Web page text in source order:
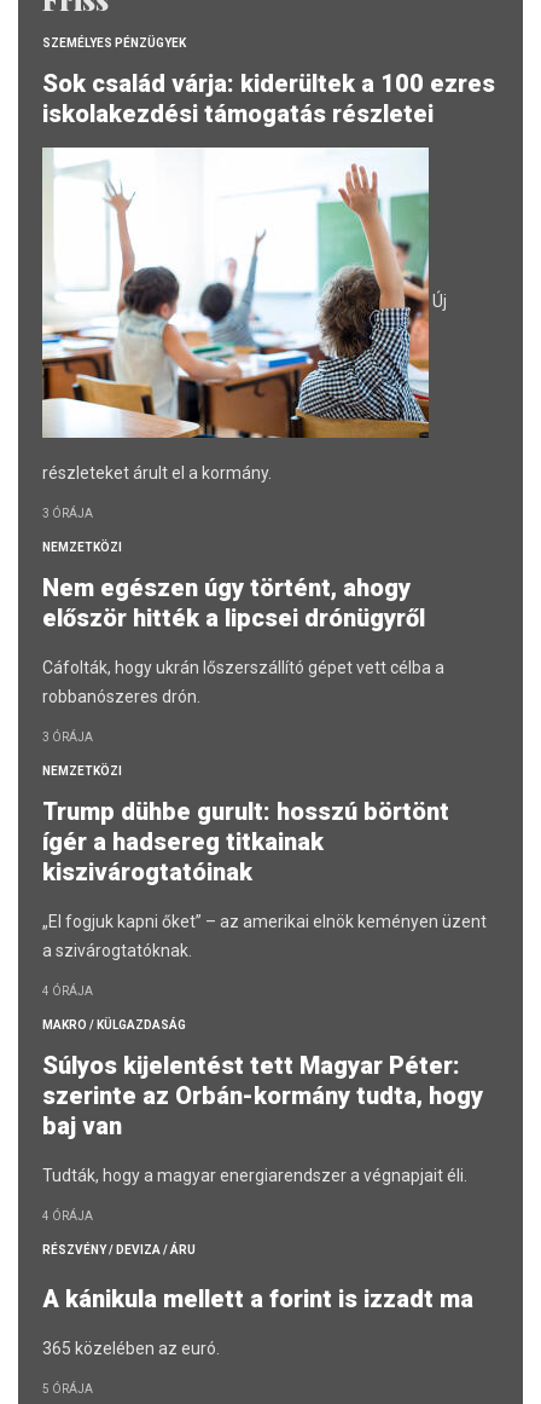
SZEMÉLYES PÉNZÜGYEK
Sok család várja: kiderültek a 100 ezres
iskolakezdési támogatás részletei
Új
részleteket árult el a kormány.
3 ÓRÁJA
NEMZETKÖZI
Nem egészen úgy történt, ahogy
először hitték a lipcsei drónügyről
Cáfolták, hogy ukrán lőszerszállító gépet vett célba a
robbanószeres drón.
3 ÓRÁJA
NEMZETKÖZI
Trump dühbe gurult: hosszú börtönt
ígér a hadsereg titkainak
kiszivárogtatóinak
„El fogjuk kapni őket” – az amerikai elnök keményen üzent
a szivárogtatóknak.
4 ÓRÁJA
MAKRO / KÜLGAZDASÁG
Súlyos kijelentést tett Magyar Péter:
szerinte az Orbán-kormány tudta, hogy
baj van
Tudták, hogy a magyar energiarendszer a végnapjait éli.
4 ÓRÁJA
RÉSZVÉNY / DEVIZA / ÁRU
A kánikula mellett a forint is izzadt ma
365 közelében az euró.
5 ÓRÁJA